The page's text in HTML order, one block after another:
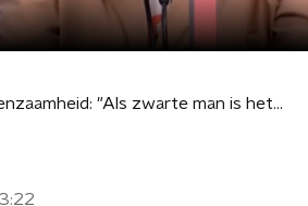
Dio over eenzaamheid: "Als zwarte man is het taboe om over je gevoelens te praten"